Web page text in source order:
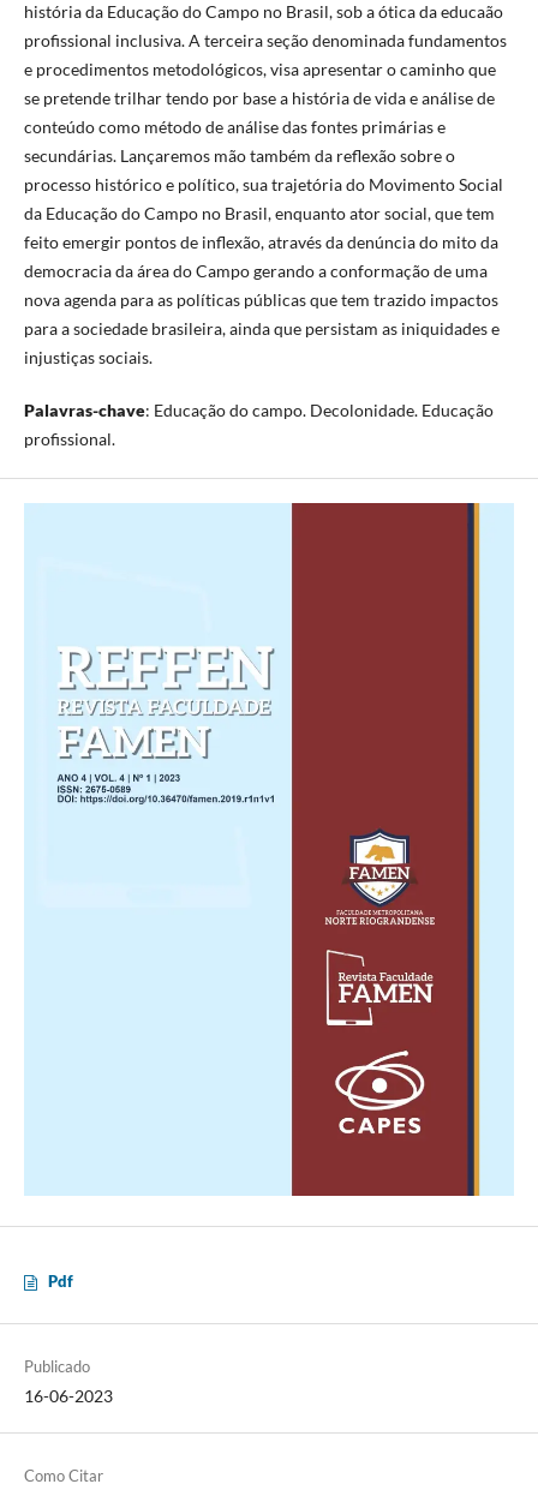
história da Educação do Campo no Brasil, sob a ótica da educaão
profissional inclusiva. A terceira seção denominada fundamentos
e procedimentos metodológicos, visa apresentar o caminho que
se pretende trilhar tendo por base a história de vida e análise de
conteúdo como método de análise das fontes primárias e
secundárias. Lançaremos mão também da reflexão sobre o
processo histórico e político, sua trajetória do Movimento Social
da Educação do Campo no Brasil, enquanto ator social, que tem
feito emergir pontos de inflexão, através da denúncia do mito da
democracia da área do Campo gerando a conformação de uma
nova agenda para as políticas públicas que tem trazido impactos
para a sociedade brasileira, ainda que persistam as iniquidades e
injustiças sociais.
Palavras-chave: Educação do campo. Decolonidade. Educação
profissional.
Pdf
Publicado
16-06-2023
Como Citar